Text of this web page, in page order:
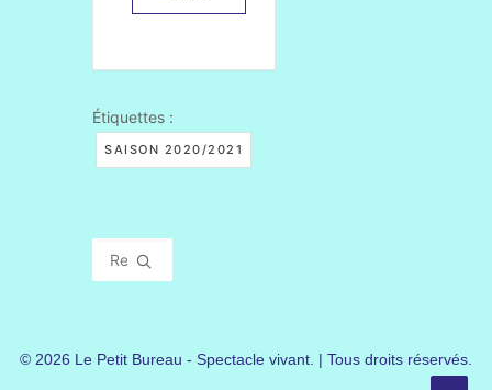
Étiquettes :
SAISON 2020/2021
© 2026 Le Petit Bureau - Spectacle vivant. | Tous droits réservés.